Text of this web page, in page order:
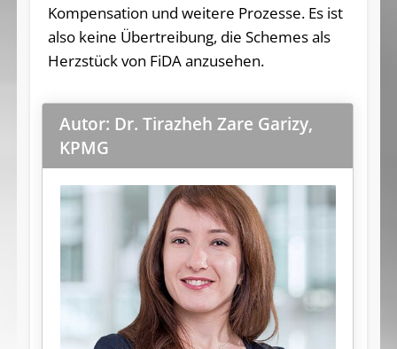
Kompensation und weitere Prozesse. Es ist
also keine Übertreibung, die Schemes als
Herzstück von FiDA anzusehen.
Autor: Dr. Tirazheh Zare Garizy,
KPMG